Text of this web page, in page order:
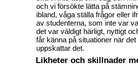
och vi försökte lätta på
ibland, våga ställa frågor eller
av studenterna, som inte var
det var väldigt härligt, nyttigt
får känna på situationer när
uppskattar det.
Likheter och skillnader